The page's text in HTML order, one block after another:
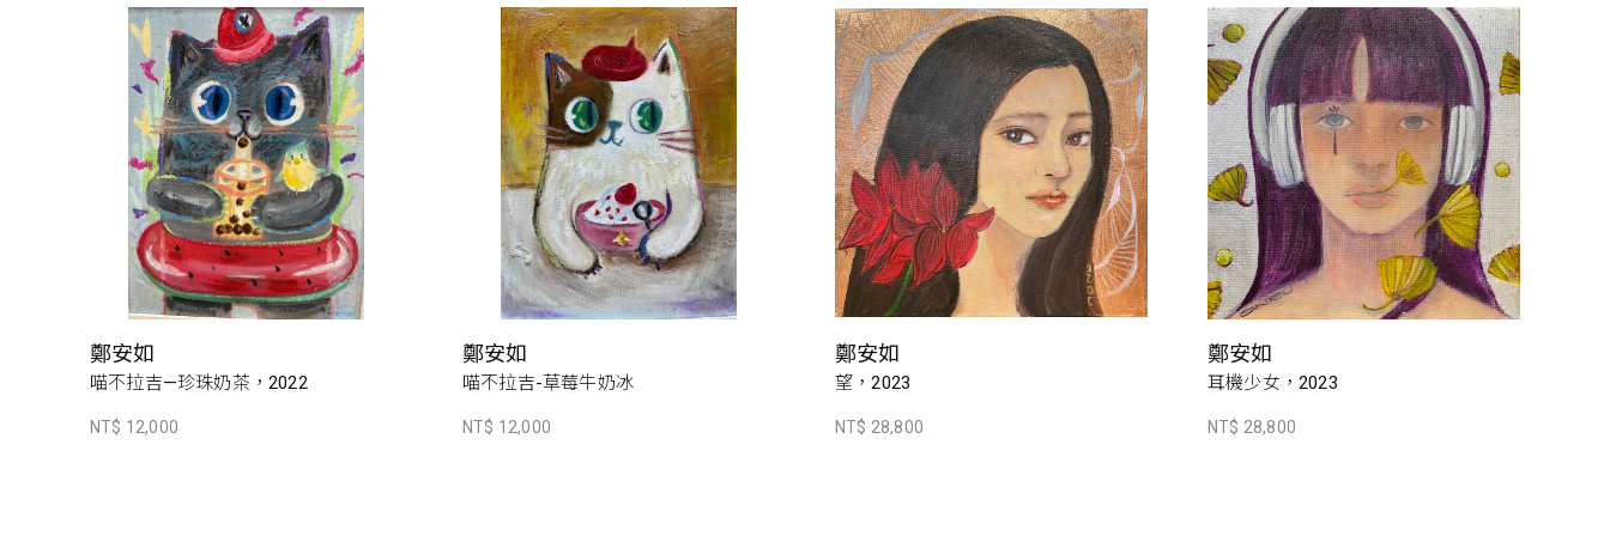
鄭安如
喵不拉吉—珍珠奶茶，2022
NT$ 12,000
鄭安如
喵不拉吉-草莓牛奶冰
NT$ 12,000
鄭安如
望，2023
NT$ 28,800
鄭安如
耳機少女，2023
NT$ 28,800